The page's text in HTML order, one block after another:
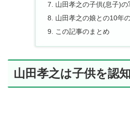
山田孝之の子供(息子)の
山田孝之の娘との10年
この記事のまとめ
山田孝之は子供を認